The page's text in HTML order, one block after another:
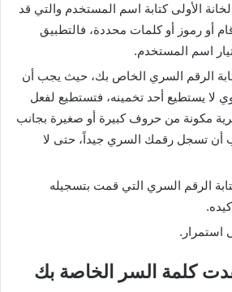
الأولى كتابة اسم المستخدم والتي قد
أو رموز أو كلمات محددة، فالتطبيق
اسم المستخدم.
الرقم السري الخاص بك، حيث يجب أن
لا يستطيع أحد تخمينه، فتستطيع لفعل
مكونة من حروف كبيرة أو صغيرة بجانب
أن تسجل رقمك السري جيداً، حتى لا
الرقم السري التي قمت بتسجيله
استمرار.
كلمة السر الخاصة بك